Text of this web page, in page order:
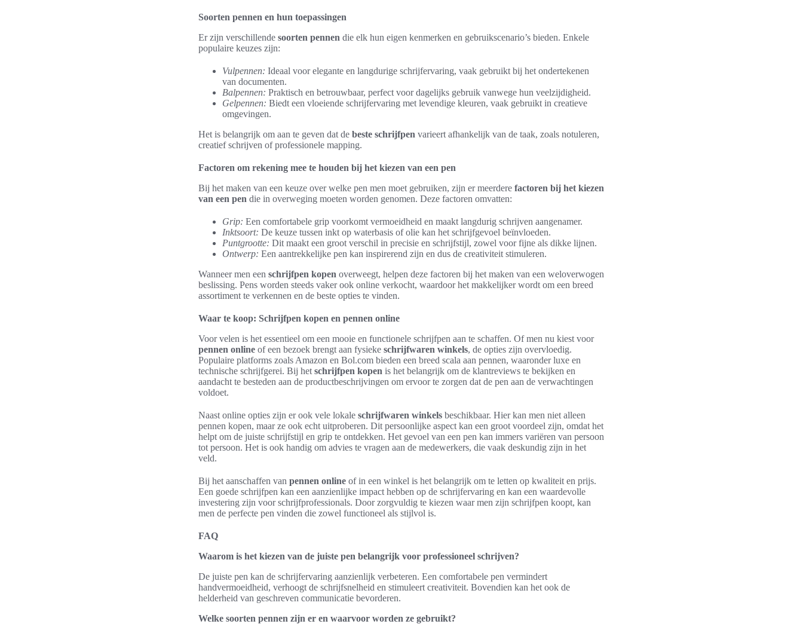
Soorten pennen en hun toepassingen
Er zijn verschillende soorten pennen die elk hun eigen kenmerken en gebruikscenario’s bieden. Enkele
populaire keuzes zijn:
Vulpennen: Ideaal voor elegante en langdurige schrijfervaring, vaak gebruikt bij het ondertekenen
van documenten.
Balpennen: Praktisch en betrouwbaar, perfect voor dagelijks gebruik vanwege hun veelzijdigheid.
Gelpennen: Biedt een vloeiende schrijfervaring met levendige kleuren, vaak gebruikt in creatieve
omgevingen.
Het is belangrijk om aan te geven dat de beste schrijfpen varieert afhankelijk van de taak, zoals notuleren,
creatief schrijven of professionele mapping.
Factoren om rekening mee te houden bij het kiezen van een pen
Bij het maken van een keuze over welke pen men moet gebruiken, zijn er meerdere factoren bij het kiezen
van een pen die in overweging moeten worden genomen. Deze factoren omvatten:
Grip: Een comfortabele grip voorkomt vermoeidheid en maakt langdurig schrijven aangenamer.
Inktsoort: De keuze tussen inkt op waterbasis of olie kan het schrijfgevoel beïnvloeden.
Puntgrootte: Dit maakt een groot verschil in precisie en schrijfstijl, zowel voor fijne als dikke lijnen.
Ontwerp: Een aantrekkelijke pen kan inspirerend zijn en dus de creativiteit stimuleren.
Wanneer men een schrijfpen kopen overweegt, helpen deze factoren bij het maken van een weloverwogen
beslissing. Pens worden steeds vaker ook online verkocht, waardoor het makkelijker wordt om een breed
assortiment te verkennen en de beste opties te vinden.
Waar te koop: Schrijfpen kopen en pennen online
Voor velen is het essentieel om een mooie en functionele schrijfpen aan te schaffen. Of men nu kiest voor
pennen online of een bezoek brengt aan fysieke schrijfwaren winkels, de opties zijn overvloedig.
Populaire platforms zoals Amazon en Bol.com bieden een breed scala aan pennen, waaronder luxe en
technische schrijfgerei. Bij het schrijfpen kopen is het belangrijk om de klantreviews te bekijken en
aandacht te besteden aan de productbeschrijvingen om ervoor te zorgen dat de pen aan de verwachtingen
voldoet.
Naast online opties zijn er ook vele lokale schrijfwaren winkels beschikbaar. Hier kan men niet alleen
pennen kopen, maar ze ook echt uitproberen. Dit persoonlijke aspect kan een groot voordeel zijn, omdat het
helpt om de juiste schrijfstijl en grip te ontdekken. Het gevoel van een pen kan immers variëren van persoon
tot persoon. Het is ook handig om advies te vragen aan de medewerkers, die vaak deskundig zijn in het
veld.
Bij het aanschaffen van pennen online of in een winkel is het belangrijk om te letten op kwaliteit en prijs.
Een goede schrijfpen kan een aanzienlijke impact hebben op de schrijfervaring en kan een waardevolle
investering zijn voor schrijfprofessionals. Door zorgvuldig te kiezen waar men zijn schrijfpen koopt, kan
men de perfecte pen vinden die zowel functioneel als stijlvol is.
FAQ
Waarom is het kiezen van de juiste pen belangrijk voor professioneel schrijven?
De juiste pen kan de schrijfervaring aanzienlijk verbeteren. Een comfortabele pen vermindert
handvermoeidheid, verhoogt de schrijfsnelheid en stimuleert creativiteit. Bovendien kan het ook de
helderheid van geschreven communicatie bevorderen.
Welke soorten pennen zijn er en waarvoor worden ze gebruikt?